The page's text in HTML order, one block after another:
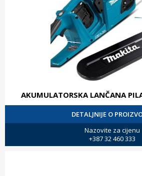
AKUMULATORSKA LANČANA
DETALJNIJE O
Nazovite za cijenu
+387 32 460 333